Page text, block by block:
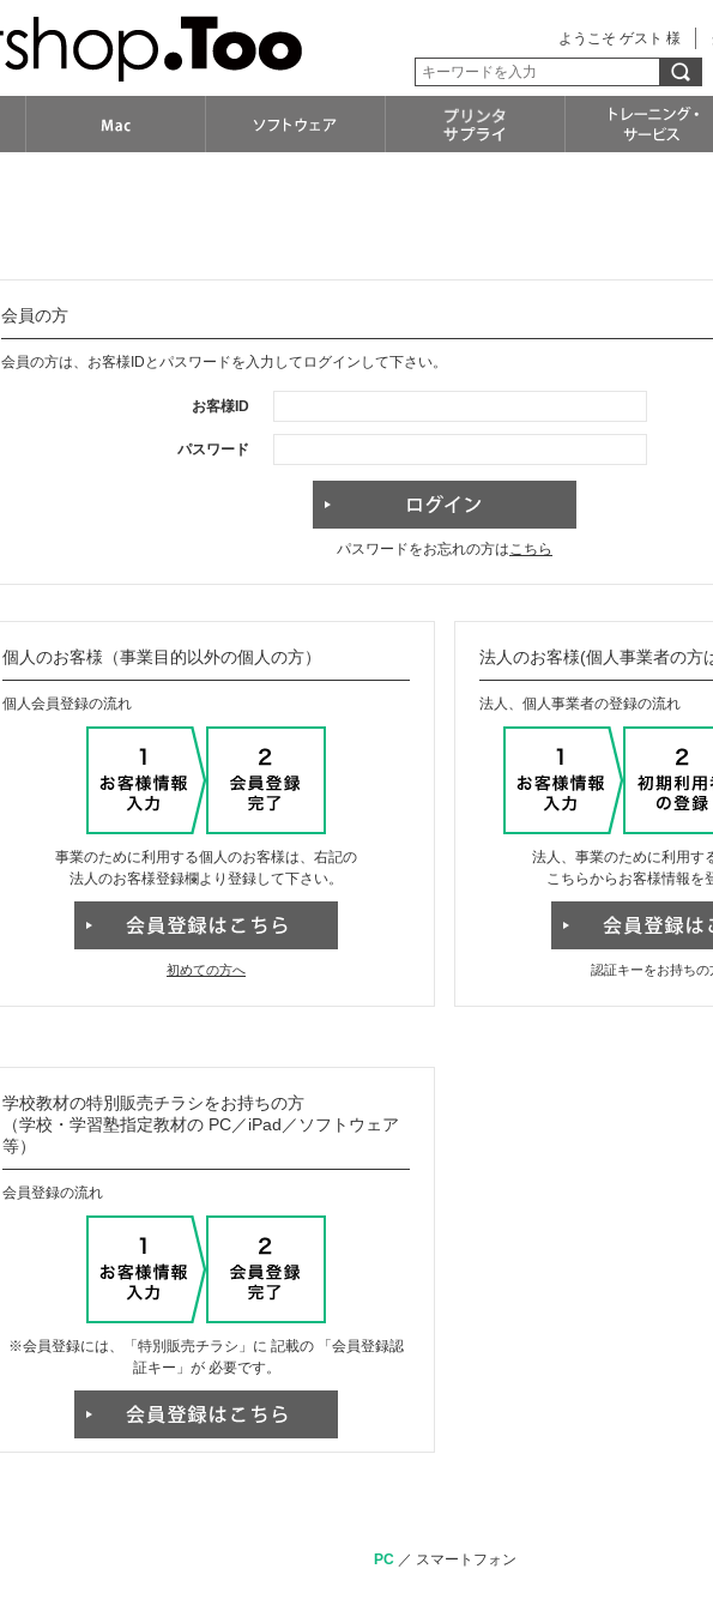
ようこそ ゲスト 様
会員の方
会員の方は、お客様IDとパスワードを入力してログインして下さい。
お客様ID
パスワード
パスワードをお忘れの方はこちら
個人のお客様（事業目的以外の個人の方）
個人会員登録の流れ
事業のために利用する個人のお客様は、右記の
法人のお客様登録欄より登録して下さい。
初めての方へ
法人のお客様(個人事業者の方
法人、個人事業者の登録の流れ
法人、事業のために利用す
こちらからお客様情報を
認証キーをお持ちの
学校教材の特別販売チラシをお持ちの方
（学校・学習塾指定教材の PC／iPad／ソフトウェア
等）
会員登録の流れ
※会員登録には、「特別販売チラシ」に 記載の 「会員登録認
証キー」が 必要です。
PC／ スマートフォン